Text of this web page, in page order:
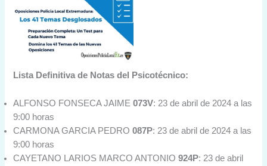
Lista Definitiva de Notas del Psicotécnico:
ALFONSO FONSECA JAIME073V: 23 de abril de 2024 a las
9:00 horas
CARMONA GARCIA PEDRO087P: 23 de abril de 2024 a las
9:00 horas
CAYETANO LARIOS MARCO ANTONIO924P: 23 de abril